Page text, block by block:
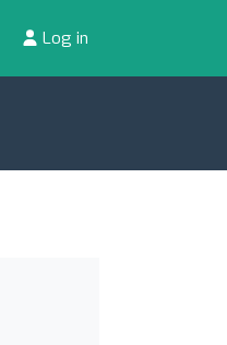
Log in